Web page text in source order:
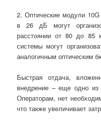
2. Оптические модули
в 26 дБ могут
расстоянии от 80 до 85
системы могут
аналогичным оптическим
Быстрая отдача,
внедрение – еще одно из
Операторам, нет
что также увеличивает